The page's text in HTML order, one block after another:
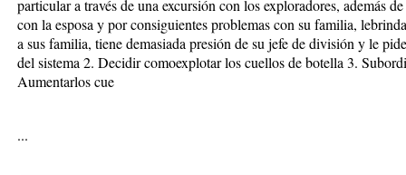
particular a través de una excursión con los exploradores, además
con la esposa y por consiguientes problemas con su familia,
a sus familia, tiene demasiada presión de su jefe de división y le
del sistema 2. Decidir comoexplotar los cuellos de botella 3.
Aumentarlos cue
...